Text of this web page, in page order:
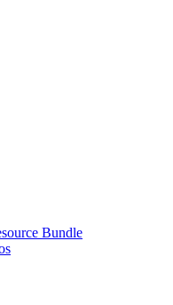
Bundle